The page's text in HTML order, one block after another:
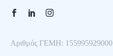
Αριθμός ΓΕΜΗ: 155995929000